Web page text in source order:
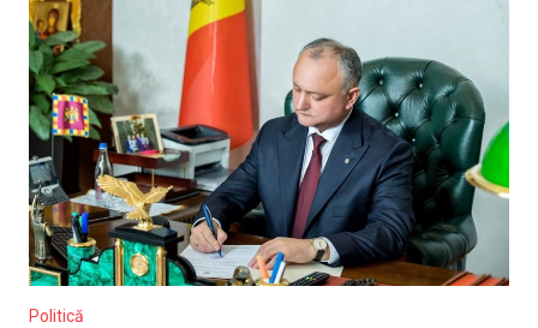
Politică